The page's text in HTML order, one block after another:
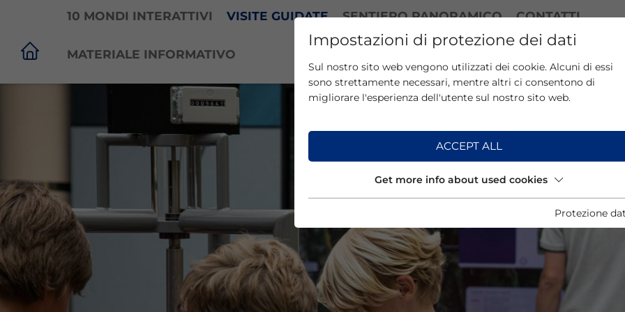
Impostazioni di protezione dei dati
Sul nostro sito web vengono utilizzati dei cookie. Alcuni di essi
sono strettamente necessari, mentre altri ci consentono di
migliorare l'esperienza dell'utente sul nostro sito web.
ACCEPT ALL
Get more info about used cookies
Protezione
10 MONDI INTERATTIVI VISITE GUIDATE SENTIERO PANORAMICO CONTATTI
MATERIALE INFORMATIVO